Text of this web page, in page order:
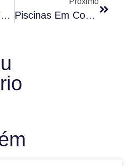
Condomínios: Falta De Energia E O Papel Da Gestão Piscinas Em Condomínios: Por Que A Exigência De Químico É Ilegal